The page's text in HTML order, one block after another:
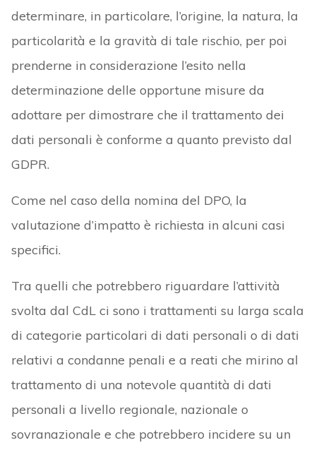
determinare, in particolare, l’origine, la natura, la
particolarità e la gravità di tale rischio, per poi
prenderne in considerazione l’esito nella
determinazione delle opportune misure da
adottare per dimostrare che il trattamento dei
dati personali è conforme a quanto previsto dal
GDPR.
Come nel caso della nomina del DPO, la
valutazione d’impatto è richiesta in alcuni casi
specifici.
Tra quelli che potrebbero riguardare l’attività
svolta dal CdL ci sono i trattamenti su larga scala
di categorie particolari di dati personali o di dati
relativi a condanne penali e a reati che mirino al
trattamento di una notevole quantità di dati
personali a livello regionale, nazionale o
sovranazionale e che potrebbero incidere su un